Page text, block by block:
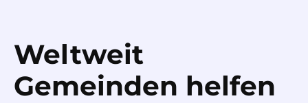
Weltweit
Gemeinden helfen